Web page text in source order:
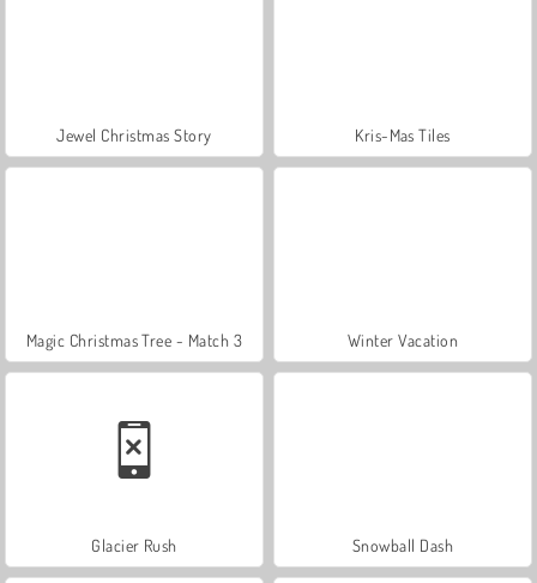
Jewel Christmas Story Kris-Mas Tiles
Magic Christmas Tree - Match 3 Winter Vacation
Glacier Rush Snowball Dash